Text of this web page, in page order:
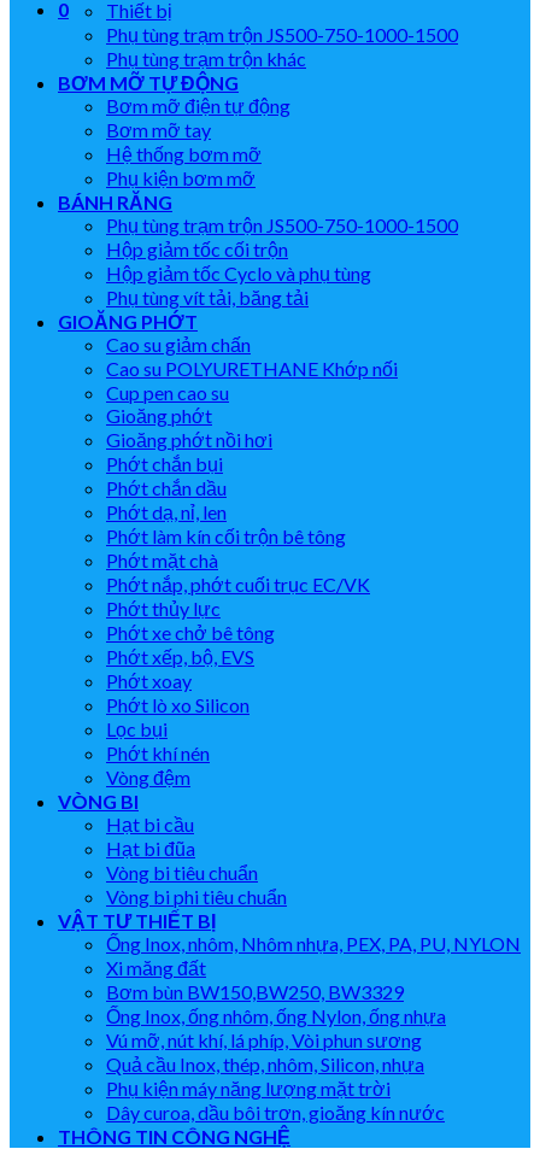
0
Thiết bị
Phụ tùng trạm trộn JS500-750-1000-1500
Phụ tùng trạm trộn khác
BƠM MỠ TỰ ĐỘNG
Bơm mỡ điện tự động
Bơm mỡ tay
Hệ thống bơm mỡ
Phụ kiện bơm mỡ
BÁNH RĂNG
Phụ tùng trạm trộn JS500-750-1000-1500
Hộp giảm tốc cối trộn
Hộp giảm tốc Cyclo và phụ tùng
Phụ tùng vít tải, băng tải
GIOĂNG PHỚT
Cao su giảm chấn
Cao su POLYURETHANE Khớp nối
Cup pen cao su
Gioăng phớt
Gioăng phớt nồi hơi
Phớt chắn bụi
Phớt chắn dầu
Phớt dạ, nỉ, len
Phớt làm kín cối trộn bê tông
Phớt mặt chà
Phớt nắp, phớt cuối trục EC/VK
Phớt thủy lực
Phớt xe chở bê tông
Phớt xếp, bộ, EVS
Phớt xoay
Phớt lò xo Silicon
Lọc bụi
Phớt khí nén
Vòng đệm
VÒNG BI
Hạt bi cầu
Hạt bi đũa
Vòng bi tiêu chuẩn
Vòng bi phi tiêu chuẩn
VẬT TƯ THIẾT BỊ
Ống Inox, nhôm, Nhôm nhựa, PEX, PA, PU, NYLON
Xi măng đất
Bơm bùn BW150,BW250, BW3329
Ống Inox, ống nhôm, ống Nylon, ống nhựa
Vú mỡ, nút khí, lá phíp, Vòi phun sương
Quả cầu Inox, thép, nhôm, Silicon, nhựa
Phụ kiện máy năng lượng mặt trời
Dây curoa, dầu bôi trơn, gioăng kín nước
THÔNG TIN CÔNG NGHỆ